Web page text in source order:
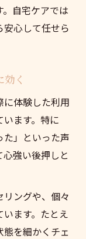
自宅ケアでは
心して任せら
く
体験した利用
ます。特に
た」といった声
強い後押しと
ングや、個々
ます。たとえ
を細かくチェ